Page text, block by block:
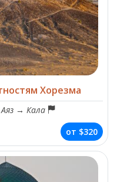
Хорезма
Аяз → Кала
от $320